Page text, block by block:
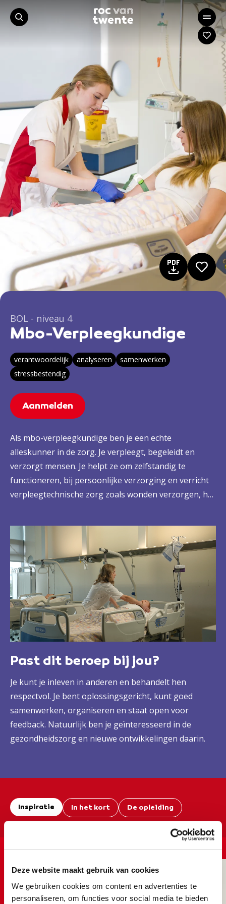
Deze website maakt gebruik van cookies
We gebruiken cookies om content en advertenties te
personaliseren, om functies voor social media te bieden
BOL - niveau 4
Mbo-Verpleegkundige
verantwoordelijk analyseren
samenwerken
stressbestendig
Aanmelden
Als mbo-verpleegkundige ben je een echte
alleskunner in de zorg. Je verpleegt, begeleidt en
verzorgt mensen. Je helpt ze om zelfstandig te
functioneren, bij persoonlijke verzorging en verricht
verpleegtechnische zorg zoals wonden verzorgen, het
ziekte en behandeling en houdt zorgdossiers bij.
Zelfstandig werken, coördineren, overleggen met
andere hulpverleners: je doet het allemaal. Kortom: je
houdt van een beetje actie en afwisseling en hebt hart
voor je vak. Dat maakt jou enorm waardevol voor de
ouderenzorg, de thuiszorg of bij andere
zorginstellingen.
Past dit beroep bij jou?
Je kunt je inleven in anderen en behandelt hen
respectvol. Je bent oplossingsgericht, kunt goed
samenwerken, organiseren en staat open voor
feedback. Natuurlijk ben je geïnteresseerd in de
gezondheidszorg en nieuwe ontwikkelingen daarin.
Inspiratie In het kort De opleiding
Een kijkje in de opleiding...